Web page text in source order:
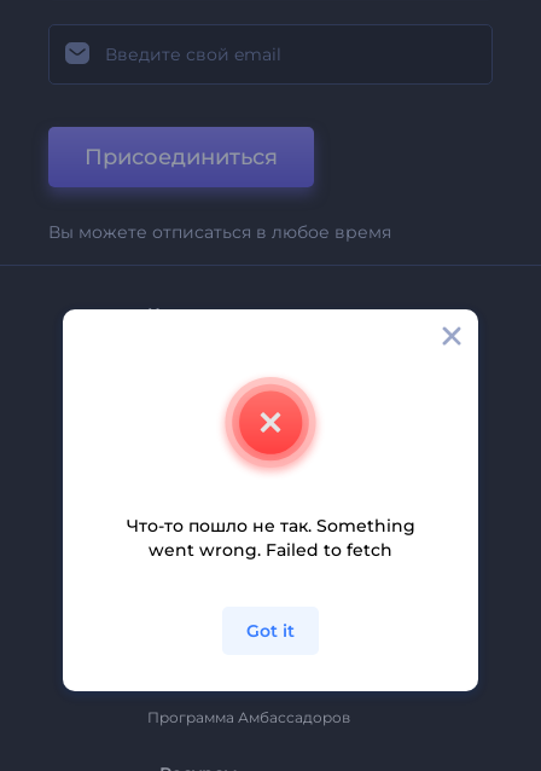
Присоединиться
Вы можете отписаться в любое время
Компания
Свяжитесь С Нами
Помощь И Поддержка
Партнерская Программа
Политика Конфиденциальности
Программа Амбассадоров
Что-то пошло не так. Something
went wrong. Failed to fetch
Got it